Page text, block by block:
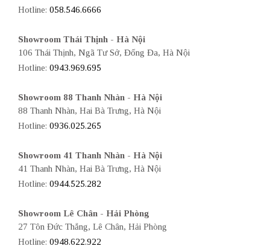
Hotline: 058.546.6666
Showroom Thái Thịnh - Hà Nội
106 Thái Thịnh, Ngã Tư Sở, Đống Đa, Hà Nội
Hotline: 0943.969.695
Showroom 88 Thanh Nhàn - Hà Nội
88 Thanh Nhàn, Hai Bà Trưng, Hà Nội
Hotline: 0936.025.265
Showroom 41 Thanh Nhàn - Hà Nội
41 Thanh Nhàn, Hai Bà Trưng, Hà Nội
Hotline: 0944.525.282
Showroom Lê Chân - Hải Phòng
27 Tôn Đức Thắng, Lê Chân, Hải Phòng
Hotline: 0948.622.922